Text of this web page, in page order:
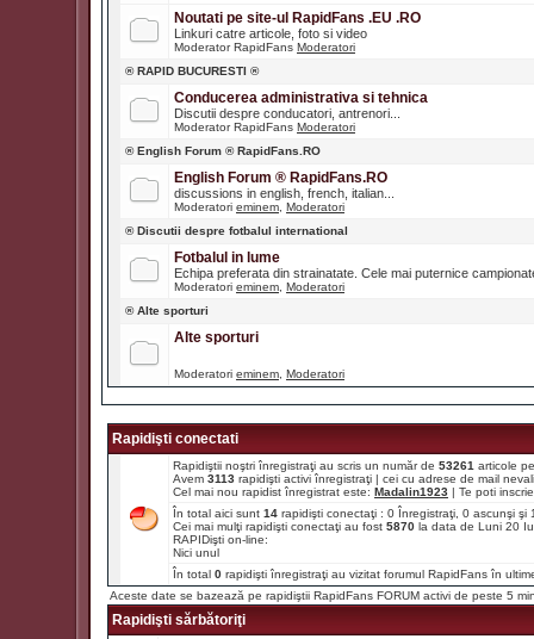
Noutati pe site-ul RapidFans .EU .RO
Linkuri catre articole, foto si video
Moderator RapidFans Moderatori
® RAPID BUCURESTI ®
Conducerea administrativa si tehnica
Discutii despre conducatori, antrenori...
Moderator RapidFans Moderatori
® English Forum ® RapidFans.RO
English Forum ® RapidFans.RO
discussions in english, french, italian...
Moderatori eminem Moderatori
® Discutii despre fotbalul international
Fotbalul in lume
Echipa preferata din strainatate. Cele mai puternice
Moderatori eminem Moderatori
® Alte sporturi
Alte sporturi
Moderatori eminem Moderatori
Rapidişti conectati
Rapidiştii noştri înregistraţi au scris un număr de 53261 articole
Avem 3113 rapidişti activi înregistraţi | cei cu adrese de mail
Cel mai nou rapidist înregistrat este: Madalin1923 | Te poti
În total aici sunt 14 rapidişti conectaţi : 0 Înregistraţi, 0 ascunşi
Cei mai mulţi rapidişti conectaţi au fost 5870 la data de Luni 20
RAPIDişti on-line:
Nici unul
În total 0 rapidişti înregistraţi au vizitat forumul RapidFans în
Aceste date se bazează pe rapidiştii RapidFans FORUM activi de peste 5
Rapidişti sărbătoriţi